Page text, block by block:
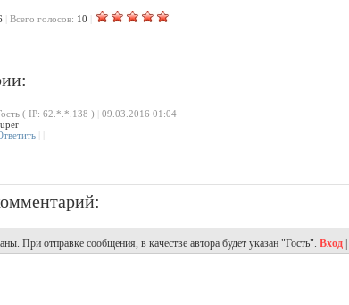
Всего голосов: 10
( IP: 62.*.*.138 )
09.03.2016 01:04
При отправке сообщения, в качестве автора будет указан "Гость". Вход |